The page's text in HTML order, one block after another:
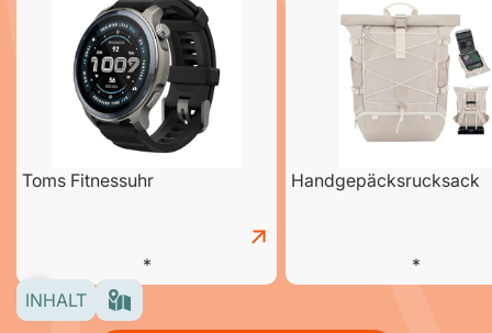
Toms Fitnessuhr Handgepäcksrucksack
INHALT